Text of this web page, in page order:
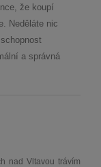
že koupí
Neděláte nic
a správná
nad Vltavou trávím